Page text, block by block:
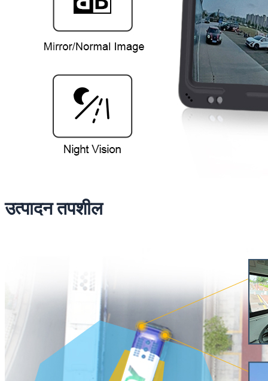
उत्पादन तपशील